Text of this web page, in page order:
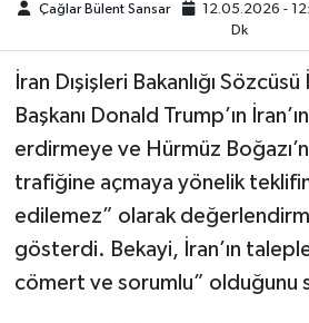
Çağlar Bülent Sansar 12.05.2026 -
Dk
İran Dışişleri Bakanlığı
Başkanı Donald Trump’ın
erdirmeye ve Hürmüz
trafiğine açmaya yönelik
edilemez” olarak
gösterdi. Bekayi, İran’ın
cömert ve sorumlu” olduğunu